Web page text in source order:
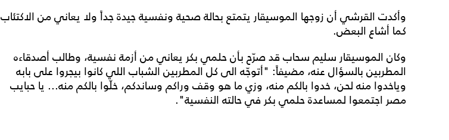
وأكدت القرشي أن زوجها الموسيقار يتمتع بحالة صحية ونفسية جيدة جداً ولا يعاني من الاكتئاب
كما أشاع البعض.
وكان الموسيقار سليم سحاب قد صرّح بأن حلمي بكر يعاني من أزمة نفسية، وطالب أصدقاءه
المطربين بالسؤال عنه، مضيفاً: "أتوجّه الى كل المطربين الشباب اللي كانوا بيجروا على بابه
وياخدوا منه لحن، خدوا بالكم منه، وزي ما هو وقف وراكم وساندكم، خلّوا بالكم منه... يا حبايب
مصر اجتمعوا لمساعدة حلمي بكر في حالته النفسية".